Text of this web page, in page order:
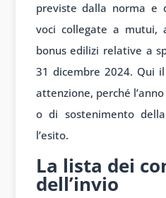
previste dalla norma e
voci collegate a mutui,
bonus edilizi relative a
31 dicembre 2024. Qui
attenzione, perché
o di sostenimento
l’esito.
La lista dei
dell’invio